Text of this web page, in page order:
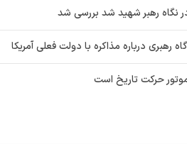
نگاه رهبر شهید شد بررسی شد
رهبری درباره مذاکره با دولت فعلی آمریکا
حرکت تاریخ است